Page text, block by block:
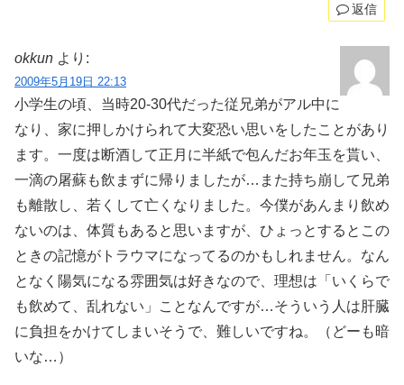
返信
okkun より:
2009年5月19日 22:13
小学生の頃、当時20-30代だった従兄弟がアル中に
なり、家に押しかけられて大変恐い思いをしたことがあり
ます。一度は断酒して正月に半紙で包んだお年玉を貰い、
一滴の屠蘇も飲まずに帰りましたが…また持ち崩して兄弟
も離散し、若くして亡くなりました。今僕があんまり飲め
ないのは、体質もあると思いますが、ひょっとするとこの
ときの記憶がトラウマになってるのかもしれません。なん
となく陽気になる雰囲気は好きなので、理想は「いくらで
も飲めて、乱れない」ことなんですが…そういう人は肝臓
に負担をかけてしまいそうで、難しいですね。（どーも暗
いな…）